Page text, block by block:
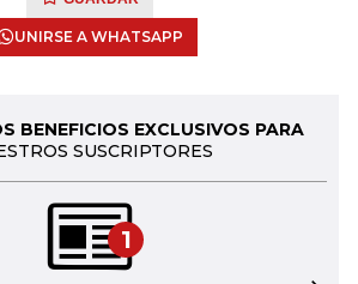
UNIRSE A WHATSAPP
BENEFICIOS EXCLUSIVOS PARA
SUSCRIPTORES
1